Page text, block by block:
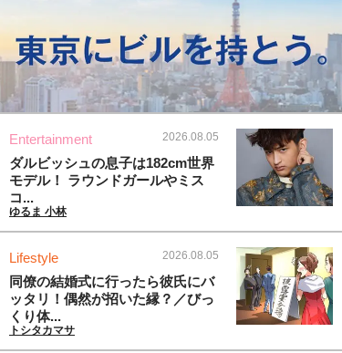
Entertainment 2026.08.05
ダルビッシュの息子は182cm世界
モデル！ ラウンドガールやミス
コ...
ゆるま 小林
Lifestyle 2026.08.05
同僚の結婚式に行ったら彼氏にバ
ッタリ！偶然が招いた縁？／びっ
くり体...
トシタカマサ